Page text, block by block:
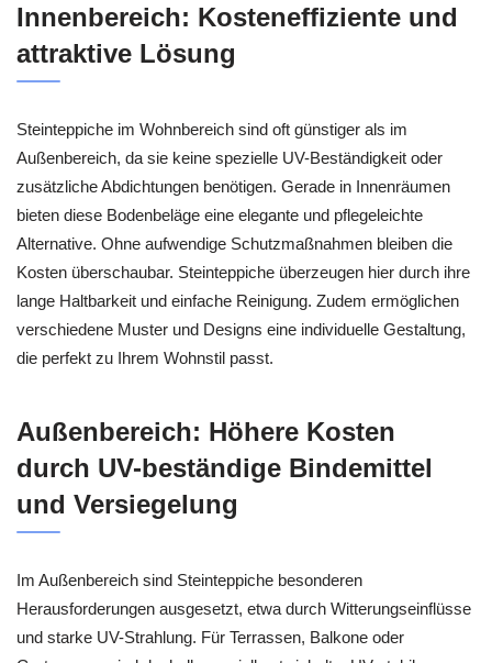
Innenbereich: Kosteneffiziente und
attraktive Lösung
Steinteppiche im Wohnbereich sind oft günstiger als im
Außenbereich, da sie keine spezielle UV-Beständigkeit oder
zusätzliche Abdichtungen benötigen. Gerade in Innenräumen
bieten diese Bodenbeläge eine elegante und pflegeleichte
Alternative. Ohne aufwendige Schutzmaßnahmen bleiben die
Kosten überschaubar. Steinteppiche überzeugen hier durch ihre
lange Haltbarkeit und einfache Reinigung. Zudem ermöglichen
verschiedene Muster und Designs eine individuelle Gestaltung,
die perfekt zu Ihrem Wohnstil passt.
Außenbereich: Höhere Kosten
durch UV-beständige Bindemittel
und Versiegelung
Im Außenbereich sind Steinteppiche besonderen
Herausforderungen ausgesetzt, etwa durch Witterungseinflüsse
und starke UV-Strahlung. Für Terrassen, Balkone oder